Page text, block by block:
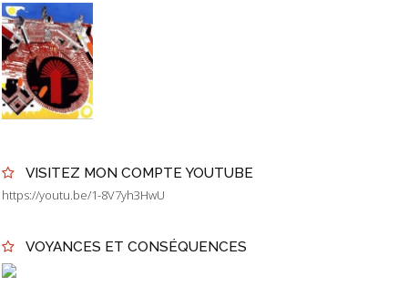
VISITEZ MON COMPTE YOUTUBE
https://youtu.be/1-8V7yh3HwU
VOYANCES ET CONSÉQUENCES